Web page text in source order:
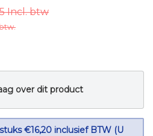
Incl. btw
over dit product
€16,20 inclusief BTW (U